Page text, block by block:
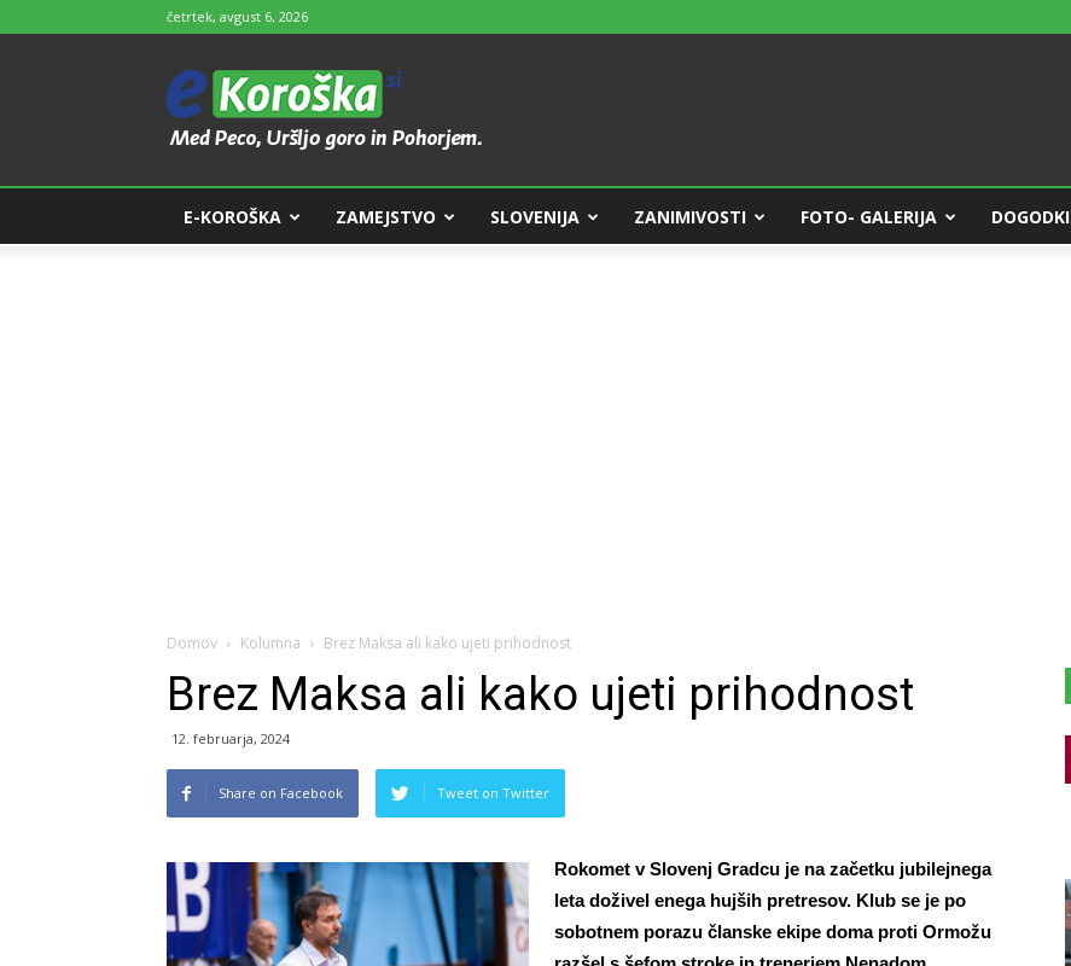
četrtek, avgust 6, 2026
e-
Koroška
E-KOROŠKA ZAMEJSTVO SLOVENIJA ZANIMIVOSTI FOTO- GALERIJA DOGODKI
Domov Kolumna Brez Maksa ali kako ujeti prihodnost
Brez Maksa ali kako ujeti prihodnost
12. februarja, 2024
Share on Facebook Tweet on Twitter
Rokomet v Slovenj Gradcu je na začetku jubilejnega
leta doživel enega hujših pretresov. Klub se je po
sobotnem porazu članske ekipe doma proti Ormožu